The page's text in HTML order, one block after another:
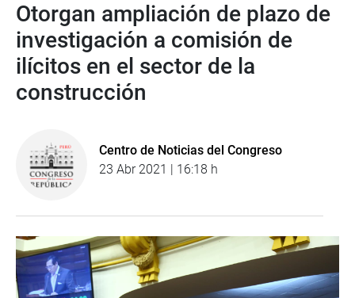
Otorgan ampliación de plazo de
investigación a comisión de
ilícitos en el sector de la
construcción
Centro de Noticias del Congreso
23 Abr 2021 | 16:18 h